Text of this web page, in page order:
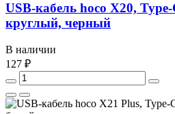
USB-кабель hoco X20,
круглый, черный
В наличии
127 ₽